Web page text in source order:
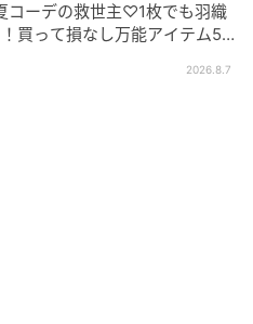
コーデの救世主♡1枚でも羽織
買って損なし万能アイテム5
2026.8.7